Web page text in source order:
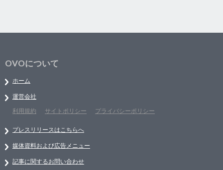
OVOについて
ホーム
運営会社
利用規約
サイトポリシー プライバシーポリシー
プレスリリースはこちらへ
媒体資料および広告メニュー
記事に関するお問い合わせ